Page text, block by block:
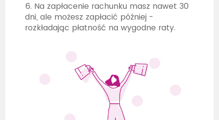
6. Na zapłacenie rachunku masz nawet 30
dni, ale możesz zapłacić później -
rozkładając płatność na wygodne raty.